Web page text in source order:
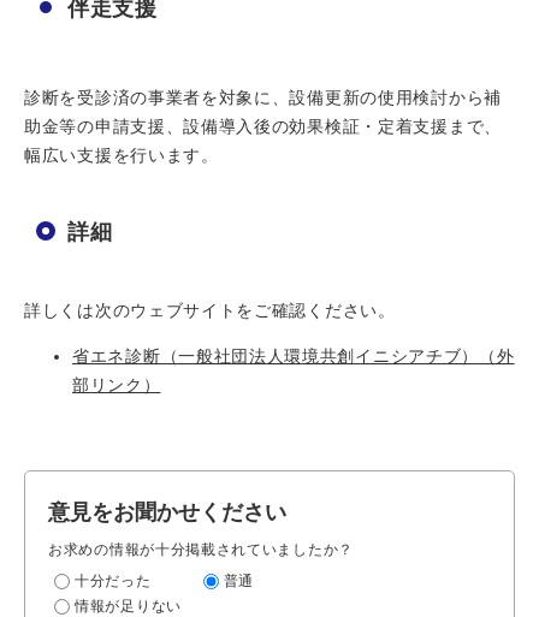
伴走支援
診断を受診済の事業者を対象に、設備更新の使用検討から補
助金等の申請支援、設備導入後の効果検証・定着支援まで、
幅広い支援を行います。
詳細
詳しくは次のウェブサイトをご確認ください。
省エネ診断（一般社団法人環境共創イニシアチブ）
（外
部リンク）
意見をお聞かせください
お求めの情報が十分掲載されていましたか？
十分だった
普通
情報が足りない